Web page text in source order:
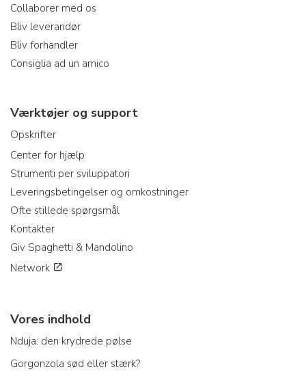
Collaborer med os
Bliv leverandør
Bliv forhandler
Consiglia ad un amico
Værktøjer og support
Opskrifter
Center for hjælp
Strumenti per sviluppatori
Leveringsbetingelser og omkostninger
Ofte stillede spørgsmål
Kontakter
Giv Spaghetti & Mandolino
Network
Vores indhold
Nduja: den krydrede pølse
Gorgonzola sød eller stærk?